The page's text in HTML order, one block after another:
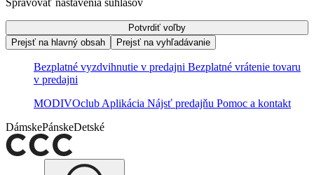
Spravovať nastavenia súhlasov
Potvrdiť voľby
Prejsť na hlavný obsah
Prejsť na vyhľadávanie
Bezplatné vyzdvihnutie v predajni Bezplatné vrátenie tovaru
v predajni
MODIVOclub Aplikácia Nájsť predajňu Pomoc a kontakt
DámskePánskeDetské